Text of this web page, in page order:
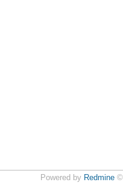
Powered by Redmine©